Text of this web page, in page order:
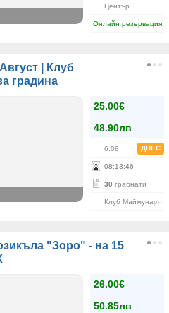
Център
Онлайн резервация
| Клуб
градина
25.00€
48.90лв
6.08 ДНЕС
08:13:46
30 грабнати
Клуб
"Зоро" - на 15
26.00€
50.85лв